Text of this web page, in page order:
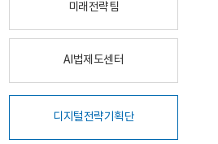
미래전략팀
AI법제도센터
디지털전략기획단